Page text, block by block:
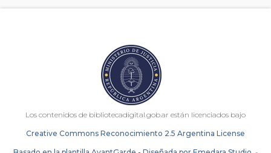
Los contenidos de bibliotecadigital.gob.ar están licenciados bajo
Creative Commons Reconocimiento 2.5 Argentina License